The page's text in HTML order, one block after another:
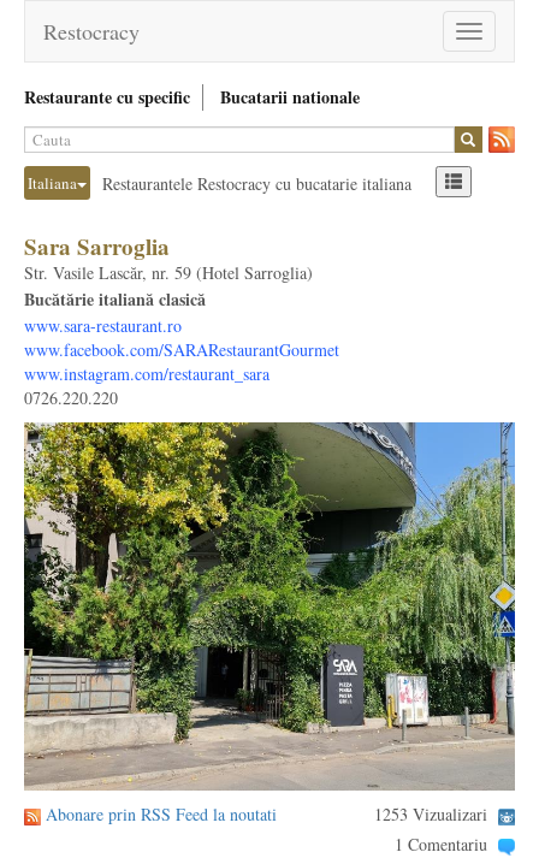
Toggle
navigation
Restocracy
Restaurante cu specific Bucatarii nationale
Italiana Restaurantele Restocracy cu bucatarie italiana
Sara Sarroglia
Str. Vasile Lascăr, nr. 59 (Hotel Sarroglia)
Bucătărie italiană clasică
www.sara-restaurant.ro
www.facebook.com/SARARestaurantGourmet
www.instagram.com/restaurant_sara
0726.220.220
Abonare prin RSS Feed la noutati
1253 Vizualizari
1 Comentariu